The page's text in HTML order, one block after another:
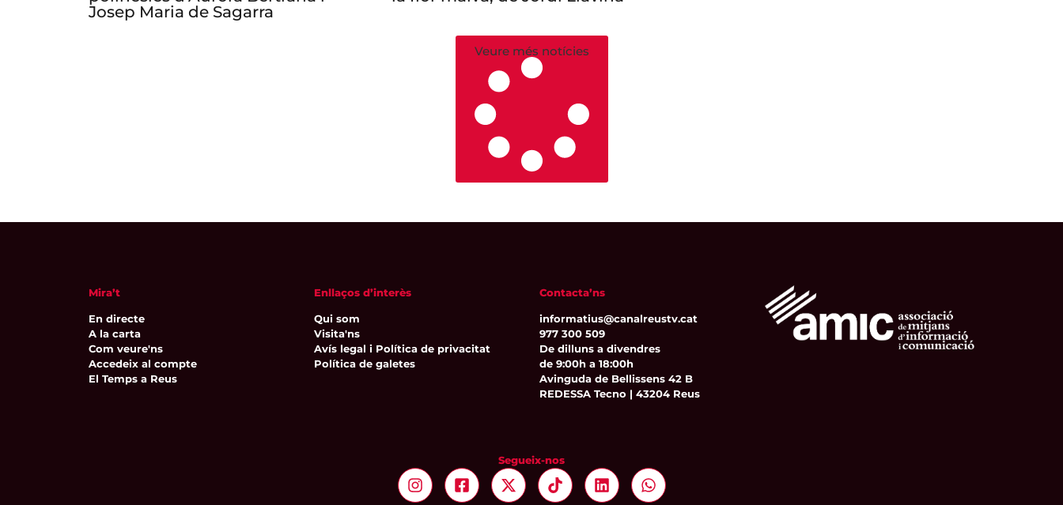
Josep Maria de Sagarra
Veure més notícies
Mira’t
En directe
A la carta
Com veure'ns
Accedeix al compte
El Temps a Reus
Enllaços d’interès
Qui som
Visita'ns
Avís legal i Política de privacitat
Política de galetes
Contacta’ns
informatius@canalreustv.cat
977 300 509
De dilluns a divendres
de 9:00h a 18:00h
Avinguda de Bellissens 42 B
REDESSA Tecno | 43204 Reus
Segueix-nos